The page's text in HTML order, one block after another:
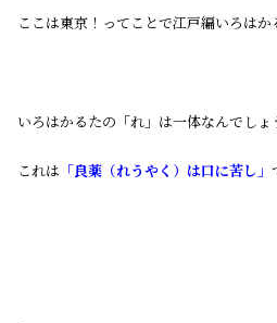
ここは東京！ってことで江戸編いろはか
いろはかるたの「れ」は一体なんでしょ
これは 「良薬（れうやく）は口に苦し」